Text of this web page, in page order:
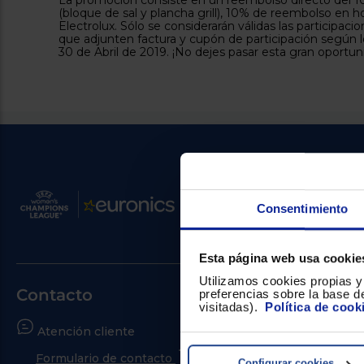
Consentimiento
Esta página web usa
Utilizamos cookies propias
preferencias sobre la base
visitadas). Política de
(bloque de sal y plancha grill), 10% de reembolso en
Electrolux. Sólo se considerarán válidas las
que adjunten factura y cupón de participación según
30 de Abril de 2019. ¡No dejes pasar esta gran
Contacto
Atención cliente
Formulario de contacto
¿Necesitas
Ir al centro